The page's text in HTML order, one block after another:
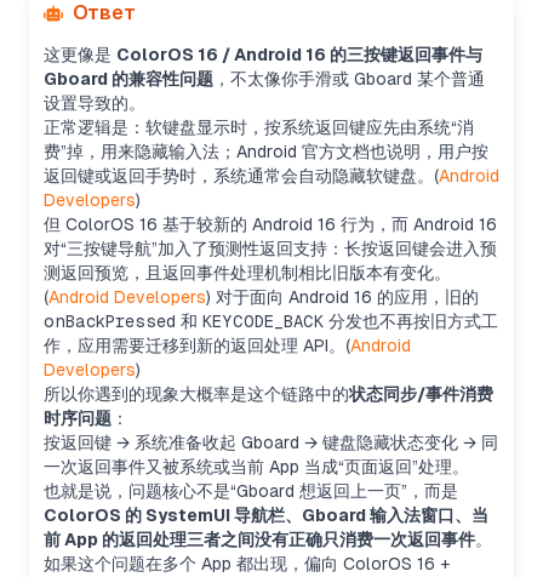
Ответ
这更像是 ColorOS 16 / Android 16 的三按键返回事件与
Gboard 的兼容性问题 ，不太像你手滑或 Gboard 某个普通
设置导致的。
正常逻辑是：软键盘显示时，按系统返回键应先由系统“消
费”掉，用来隐藏输入法；Android 官方文档也说明，用户按
返回键或返回手势时，系统通常会自动隐藏软键盘。(Android
Developers)
但 ColorOS 16 基于较新的 Android 16 行为，而 Android 16
对“三按键导航”加入了预测性返回支持：长按返回键会进入预
测返回预览，且返回事件处理机制相比旧版本有变化。
(Android Developers) 对于面向 Android 16 的应用，旧的
onBackPressed 和 KEYCODE_BACK 分发也不再按旧方式工
作，应用需要迁移到新的返回处理 API。(Android
Developers)
所以你遇到的现象大概率是这个链路中的状态同步/事件消费
时序问题 ：
按返回键 → 系统准备收起 Gboard → 键盘隐藏状态变化 → 同
一次返回事件又被系统或当前 App 当成“页面返回”处理。
也就是说，问题核心不是“Gboard 想返回上一页”，而是
ColorOS 的 SystemUI 导航栏、Gboard 输入法窗口、当
前 App 的返回处理三者之间没有正确只消费一次返回事件。
如果这个问题在多个 App 都出现，偏向 ColorOS 16 +